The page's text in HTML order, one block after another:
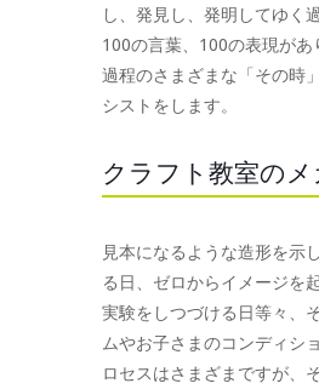
し、発見し、発明してゆく
100の言葉、100の表現が
過程のさまざまな「その時
シストをします。
クラフト教室の
見本になるような造形を示
る日、ゼロからイメージを
実験をしつづける日等々、
ムやお子さまのコンディシ
ロセスはさまざまですが、